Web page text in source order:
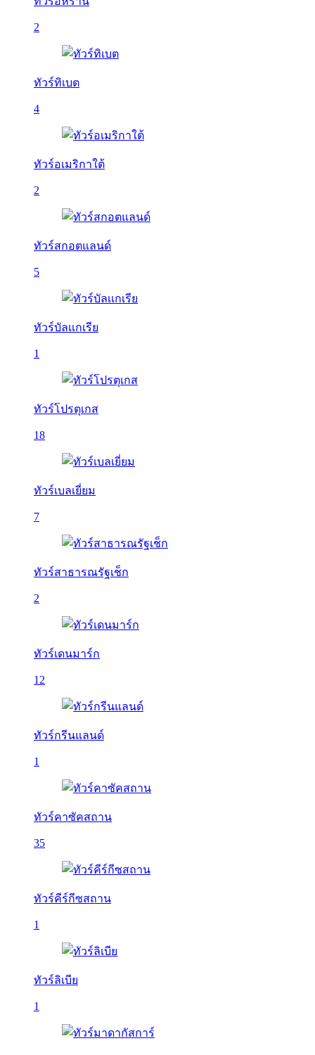
2
ทัวร์ทิเบต
4
ทัวร์อเมริกาใต้
2
ทัวร์สกอตแลนด์
5
ทัวร์บัลเเกเรีย
1
ทัวร์โปรตุเกส
18
ทัวร์เบลเยี่ยม
7
ทัวร์สาธารณรัฐเช็ก
2
ทัวร์เดนมาร์ก
12
ทัวร์กรีนแลนด์
1
ทัวร์คาซัคสถาน
35
ทัวร์คีร์กีซสถาน
1
ทัวร์ลิเบีย
1